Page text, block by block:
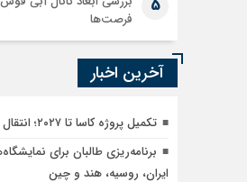
5
فرصت‌ها
آخرین اخبار
تکمیل پروژه کاسا تا ۲۰۲۷؛ انتقال برق آسیای میانه به افپک
ایران، روسیه، هند و چین